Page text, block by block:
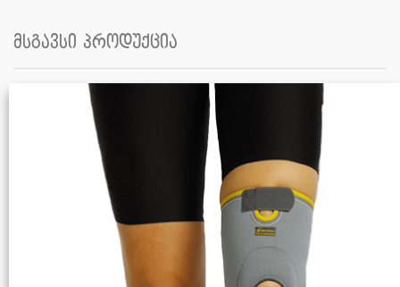
მსგავსი პროდუქცია